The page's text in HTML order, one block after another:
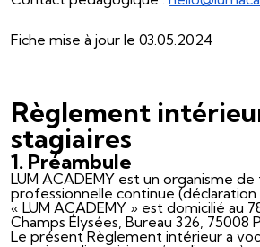
Fiche mise à jour le 03.05.2024
Règlement
stagiaires
1. Préambule
LUM ACADEMY est un organisme
professionnelle continue (déclaration
« LUM ACADEMY » est domicilié au
Champs Élysées, Bureau 326, 75008
Le présent Règlement intérieur a